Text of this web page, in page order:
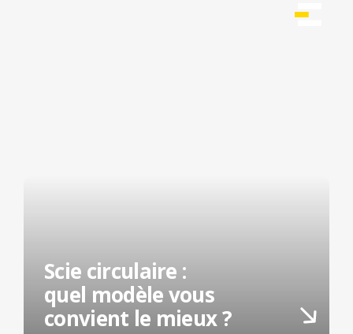
Scie circulaire :
quel modèle vous
convient le mieux ?